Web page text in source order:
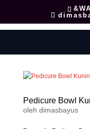
Pedicure Bowl
oleh dimasbayus